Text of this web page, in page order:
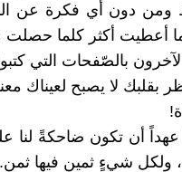
عهداً أن تكون ضاحكةً لنا
ولكل شيءٍ ثمينٍ فيها ثمن.